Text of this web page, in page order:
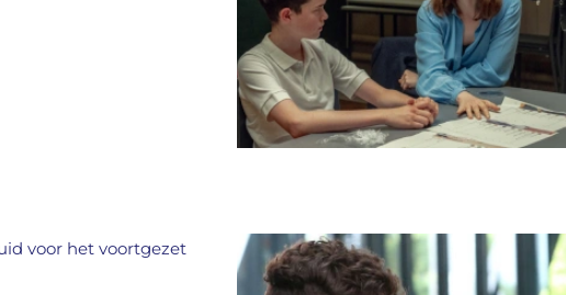
voor het voortgezet